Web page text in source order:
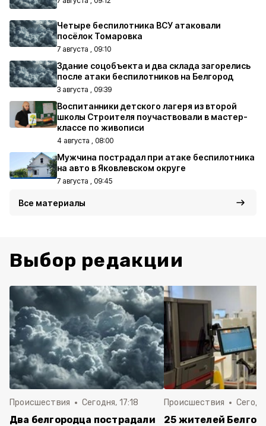
Четыре беспилотника ВСУ атаковали
посёлок Томаровка
7 августа , 09:10
Здание соцобъекта и два склада загорелись
после атаки беспилотников на Белгород
3 августа , 09:39
Воспитанники детского лагеря из второй
школы Строителя поучаствовали в мастер-
классе по живописи
4 августа , 08:00
Мужчина пострадал при атаке беспилотника
на авто в Яковлевском округе
7 августа , 09:45
Все материалы
Выбор редакции
Происшествия Сегодня, 17:18
Два белгородца пострадали
Происшествия
25 жителей